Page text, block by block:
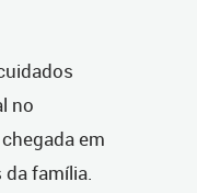
no
em
família.